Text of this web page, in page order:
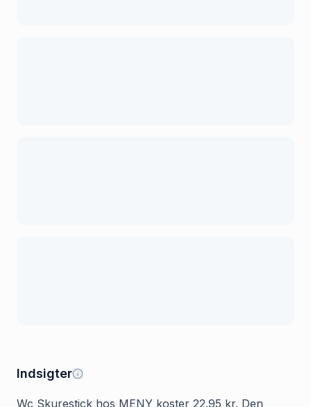
Indsigter
Wc Skurestick hos MENY koster 22.95 kr. Den